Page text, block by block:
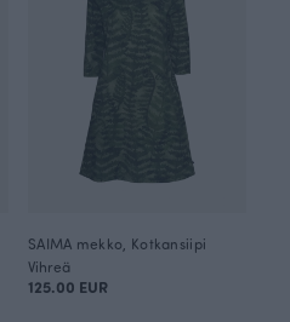
SAIMA mekko, Kotkansiipi
Vihreä
125.00 EUR